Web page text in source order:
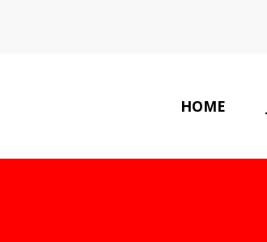
HOME